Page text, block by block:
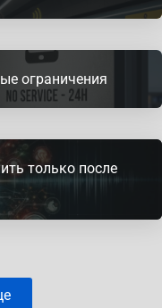
ограничения
только после